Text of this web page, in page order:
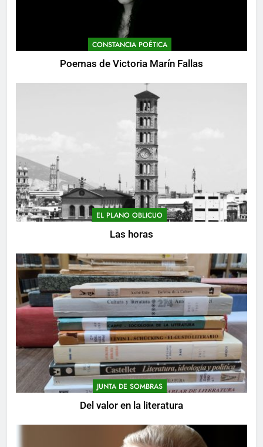
CONSTANCIA POÉTICA
Poemas de Victoria Marín Fallas
EL PLANO OBLICUO
Las horas
JUNTA DE SOMBRAS
Del valor en la literatura